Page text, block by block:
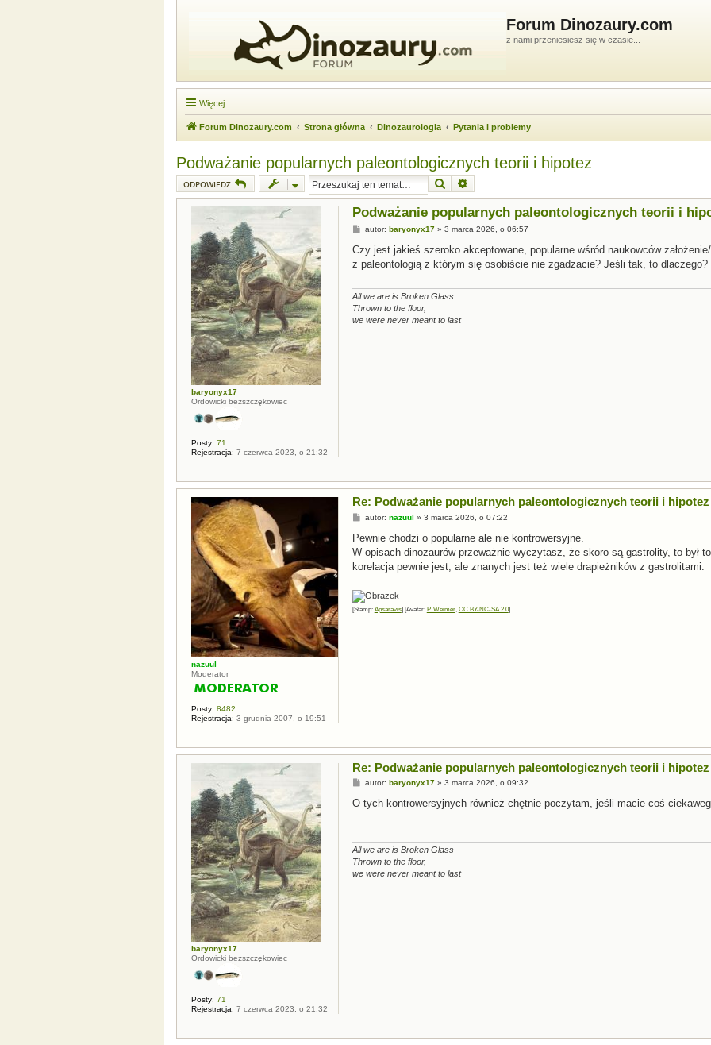
Forum Dinozaury.com
z nami przeniesiesz się w czasie...
Więcej…
Forum Dinozaury.com Strona główna Dinozaurologia Pytania i problemy
Podważanie popularnych paleontologicznych teorii i hipotez
ODPOWIEDZ Szukaj
baryonyx17
Ordowicki bezszczękowiec
Posty: 71
Rejestracja: 7 czerwca 2023, o 21:32
Podważanie popularnych paleontologicznych teorii i
P
s
autor: baryonyx17» 3 marca 2026, o 06:57
Czy jest jakieś szeroko akceptowane, popularne wśród naukowców
z paleontologią z którym się osobiście nie zgadzacie? Jeśli tak, to dlaczego?
All we are is Broken Glass
Thrown to the floor,
we were never meant to last
nazuul
Moderator
Posty: 8482
Rejestracja: 3 grudnia 2007, o 19:51
Re: Podważanie popularnych paleontologicznych teorii i hipotez
P
s
autor: nazuul » 3 marca 2026, o 07:22
Pewnie chodzi o popularne ale nie kontrowersyjne.
W opisach dinozaurów przeważnie wyczytasz, że skoro są gastrolity, to był
korelacja pewnie jest, ale znanych jest też wiele drapieżników z gastrolitami.
[Stamp: Apsaravis] [Avatar: P. Weimer, CC BY-NC-SA 2.0]
baryonyx17
Ordowicki bezszczękowiec
Posty: 71
Rejestracja: 7 czerwca 2023, o 21:32
Re: Podważanie popularnych paleontologicznych teorii i hipotez
P
s
autor: baryonyx17» 3 marca 2026, o 09:32
O tych kontrowersyjnych również chętnie poczytam, jeśli macie coś
All we are is Broken Glass
Thrown to the floor,
we were never meant to last